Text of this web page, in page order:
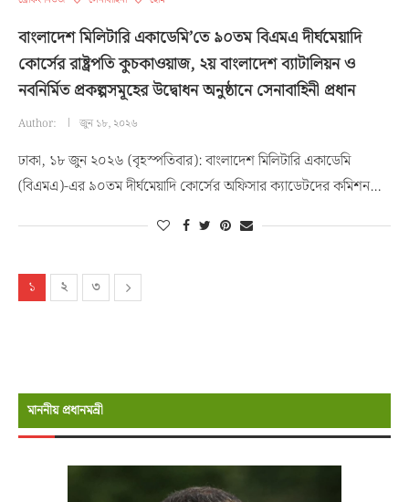
বাংলাদেশ মিলিটারি একাডেমি’তে ৯০তম বিএমএ দীর্ঘমেয়াদি
কোর্সের রাষ্ট্রপতি কুচকাওয়াজ, ২য় বাংলাদেশ ব্যাটালিয়ন ও
নবনির্মিত প্রকল্পসমূহের উদ্বোধন অনুষ্ঠানে সেনাবাহিনী প্রধান
Author: জুন ১৮, ২০২৬
ঢাকা, ১৮ জুন ২০২৬ (বৃহস্পতিবার): বাংলাদেশ মিলিটারি একাডেমি
(বিএমএ)-এর ৯০তম দীর্ঘমেয়াদি কোর্সের অফিসার ক্যাডেটদের কমিশন…
১ ২ ৩
মাননীয় প্রধানমন্রী